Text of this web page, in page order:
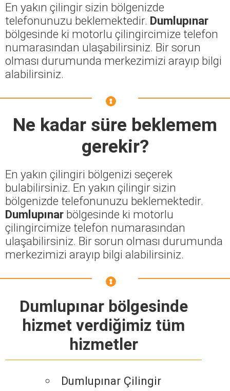
En yakın çilingir sizin bölgenizde
telefonunuzu beklemektedir. Dumlupınar
bölgesinde ki motorlu çilingircimize telefon
numarasından ulaşabilirsiniz. Bir sorun
olması durumunda merkezimizi arayıp bilgi
alabilirsiniz.
Ne kadar süre beklemem
gerekir?
En yakın çilingiri bölgenizi seçerek
bulabilirsiniz. En yakın çilingir sizin
bölgenizde telefonunuzu beklemektedir.
Dumlupınar bölgesinde ki motorlu
çilingircimize telefon numarasından
ulaşabilirsiniz. Bir sorun olması durumunda
merkezimizi arayıp bilgi alabilirsiniz.
Dumlupınar bölgesinde
hizmet verdiğimiz tüm
hizmetler
Dumlupınar Çilingir